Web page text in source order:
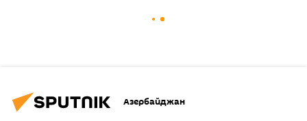
Азербайджан